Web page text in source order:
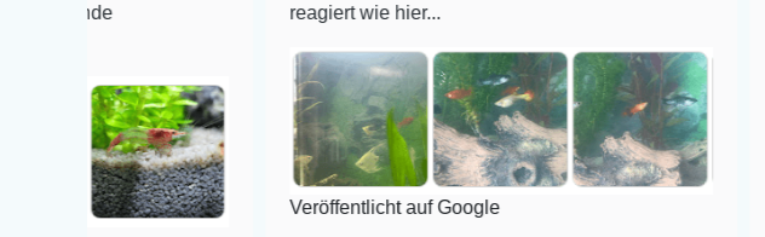
reagiert wie hier...
Veröffentlicht auf Google